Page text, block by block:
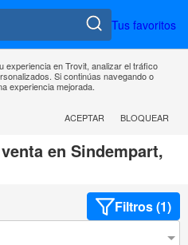
Tus favoritos
experiencia en Trovit, analizar el tráfico
Si continúas navegando o
experiencia mejorada.
ACEPTAR
BLOQUEAR
en Sindempart,
Filtros (1)